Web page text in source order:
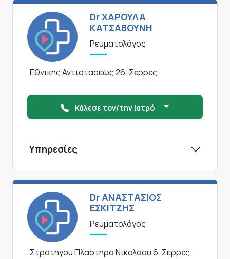
Dr ΧΑΡΟΥΛΑ
ΚΑΤΣΑΒΟΥΝΗ
Ρευματολόγος
Εθνικης Αντιστασεως 26, Σερρες
Κάλεσε τον/την Ιατρό
Υπηρεσίες
Dr ΑΝΑΣΤΑΣΙΟΣ
ΕΣΚΙΤΖΗΣ
Ρευματολόγος
Στρατηγου Πλαστηρα Νικολαου 6, Σερρες